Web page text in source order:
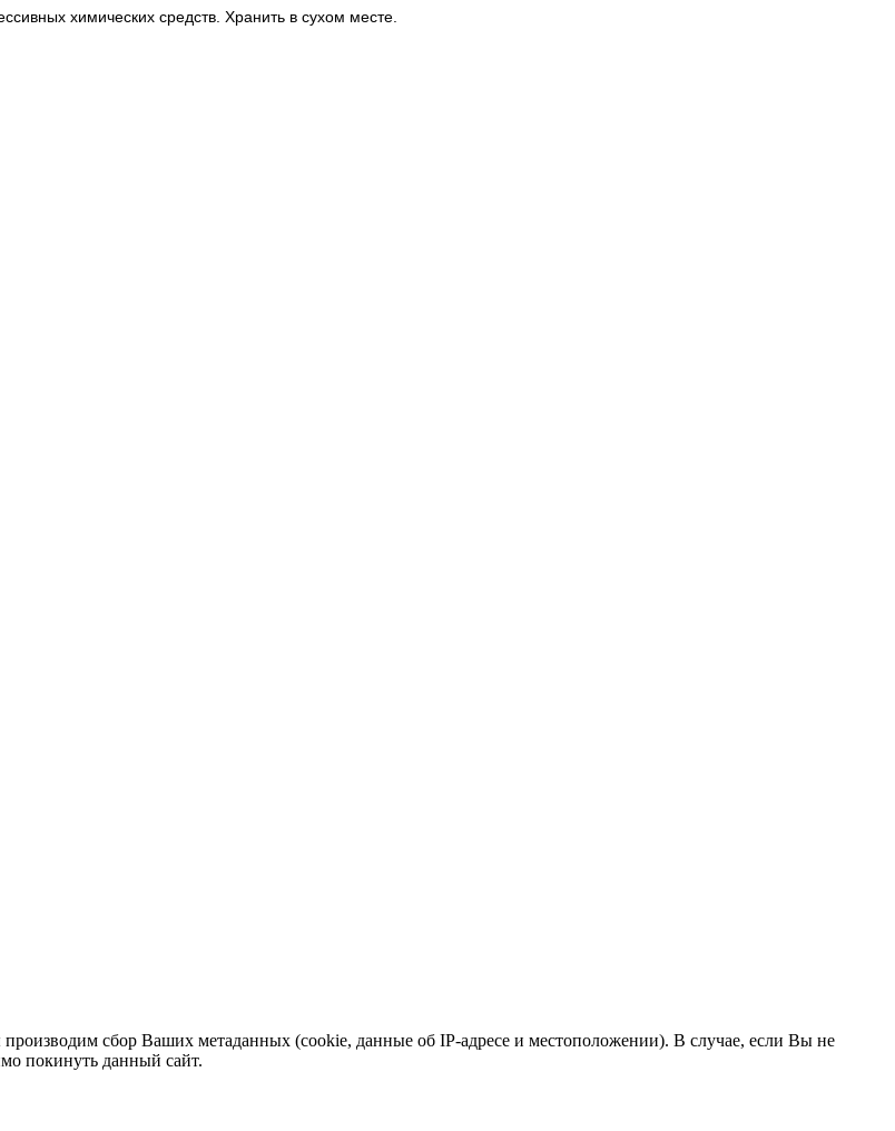
химических средств. Хранить в сухом месте.
сбор Ваших метаданных (cookie, данные об IP-адресе и местоположении). В случае, если Вы не
покинуть данный сайт.